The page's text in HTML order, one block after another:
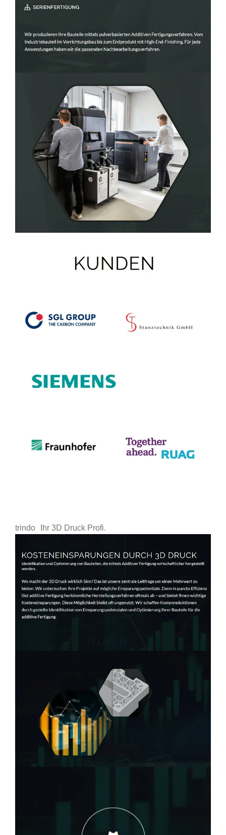
trindo Ihr 3D Druck Profi.